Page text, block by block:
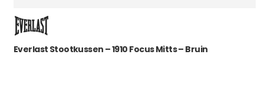
Everlast Stootkussen – 1910 Focus Mitts – Bruin